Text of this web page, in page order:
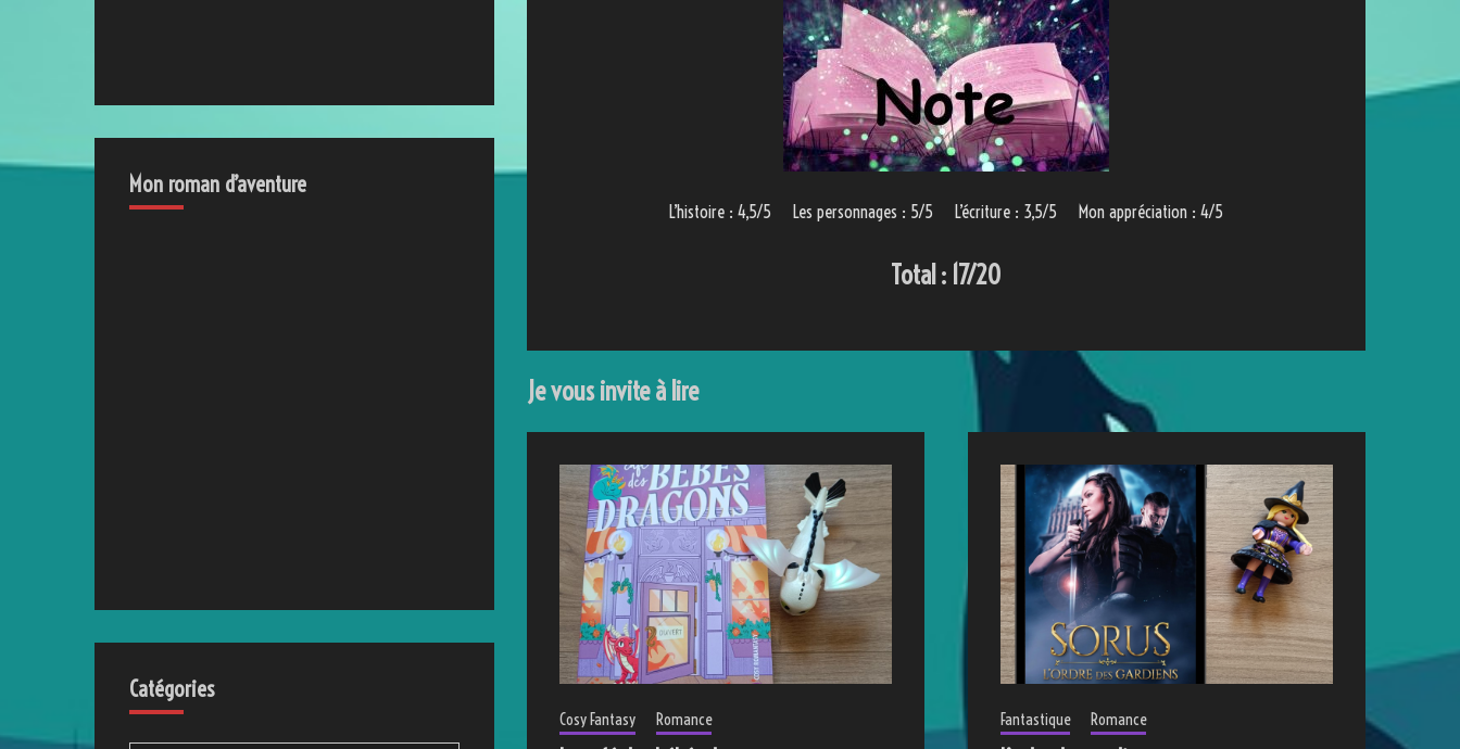
L’histoire : 4,5/5 Les personnages : 5/5 L’écriture : 3,5/5 Mon appréciation : 4/5
Total : 17/20
Je vous invite à lire
Fantastique Romance
Cosy Fantasy Romance